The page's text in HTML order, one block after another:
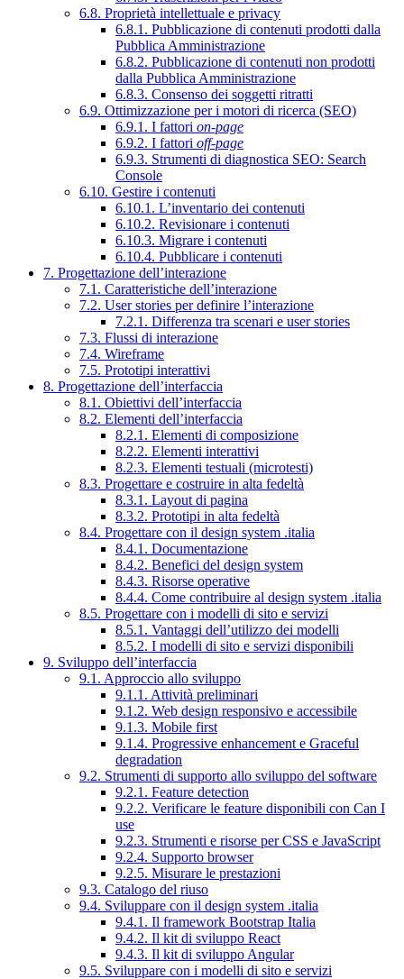
6.8. Proprietà intellettuale e privacy
6.8.1. Pubblicazione di contenuti prodotti dalla
Pubblica Amministrazione
6.8.2. Pubblicazione di contenuti non prodotti
dalla Pubblica Amministrazione
6.8.3. Consenso dei soggetti ritratti
6.9. Ottimizzazione per i motori di ricerca (SEO)
6.9.1. I fattori on-page
6.9.2. I fattori off-page
6.9.3. Strumenti di diagnostica SEO: Search
Console
6.10. Gestire i contenuti
6.10.1. L’inventario dei contenuti
6.10.2. Revisionare i contenuti
6.10.3. Migrare i contenuti
6.10.4. Pubblicare i contenuti
7. Progettazione dell’interazione
7.1. Caratteristiche dell’interazione
7.2. User stories per definire l’interazione
7.2.1. Differenza tra scenari e user stories
7.3. Flussi di interazione
7.4. Wireframe
7.5. Prototipi interattivi
8. Progettazione dell’interfaccia
8.1. Obiettivi dell’interfaccia
8.2. Elementi dell’interfaccia
8.2.1. Elementi di composizione
8.2.2. Elementi interattivi
8.2.3. Elementi testuali (microtesti)
8.3. Progettare e costruire in alta fedeltà
8.3.1. Layout di pagina
8.3.2. Prototipi in alta fedeltà
8.4. Progettare con il design system .italia
8.4.1. Documentazione
8.4.2. Benefici del design system
8.4.3. Risorse operative
8.4.4. Come contribuire al design system .italia
8.5. Progettare con i modelli di sito e servizi
8.5.1. Vantaggi dell’utilizzo dei modelli
8.5.2. I modelli di sito e servizi disponibili
9. Sviluppo dell’interfaccia
9.1. Approccio allo sviluppo
9.1.1. Attività preliminari
9.1.2. Web design responsivo e accessibile
9.1.3. Mobile first
9.1.4. Progressive enhancement e Graceful
degradation
9.2. Strumenti di supporto allo sviluppo del software
9.2.1. Feature detection
9.2.2. Verificare le feature disponibili con Can I
use
9.2.3. Strumenti e risorse per CSS e JavaScript
9.2.4. Supporto browser
9.2.5. Misurare le prestazioni
9.3. Catalogo del riuso
9.4. Sviluppare con il design system .italia
9.4.1. Il framework Bootstrap Italia
9.4.2. Il kit di sviluppo React
9.4.3. Il kit di sviluppo Angular
9.5. Sviluppare con i modelli di sito e servizi